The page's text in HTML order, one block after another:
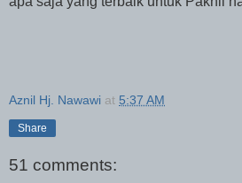
Aznil Hj. Nawawi at 5:37 AM
Share
51 comments: